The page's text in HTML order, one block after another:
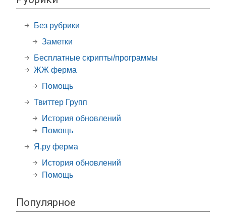
Без рубрики
Заметки
Бесплатные скрипты/программы
ЖЖ ферма
Помощь
Твиттер Групп
История обновлений
Помощь
Я.ру ферма
История обновлений
Помощь
Популярное